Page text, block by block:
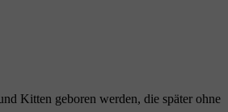
Kitten geboren werden, die später ohne